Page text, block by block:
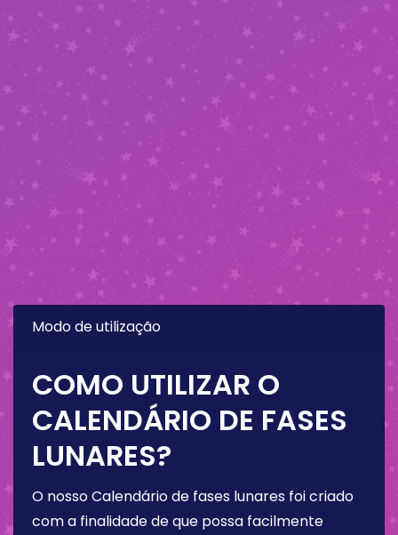
Modo de utilização
COMO UTILIZAR O
CALENDÁRIO DE FASES
LUNARES?
O nosso Calendário de fases lunares foi criado
com a finalidade de que possa facilmente